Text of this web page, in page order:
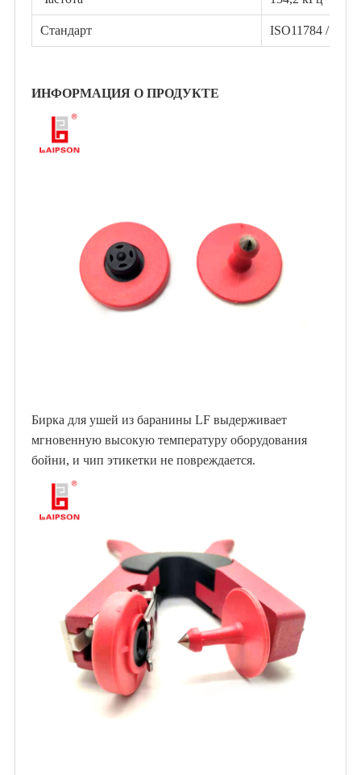
Стандарт ISO11784 / 5
ИНФОРМАЦИЯ О ПРОДУКТЕ
Бирка для ушей из баранины LF выдерживает
мгновенную высокую температуру оборудования
бойни, и чип этикетки не повреждается.